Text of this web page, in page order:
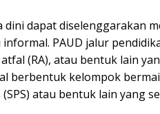
dini dapat diselenggarakan
PAUD jalur
(RA), atau bentuk lain
berbentuk kelompok
atau bentuk lain yang